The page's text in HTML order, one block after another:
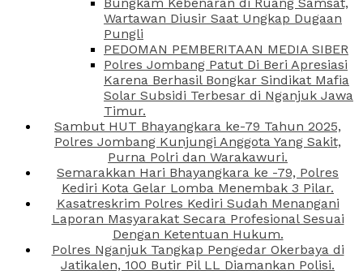
Wartawan Diusir Saat Ungkap Dugaan
Pungli
PEDOMAN PEMBERITAAN MEDIA SIBER
Polres Jombang Patut Di Beri Apresiasi
Karena Berhasil Bongkar Sindikat Mafia
Solar Subsidi Terbesar di Nganjuk Jawa
Timur.
Sambut HUT Bhayangkara ke-79 Tahun 2025,
Polres Jombang Kunjungi Anggota Yang Sakit,
Purna Polri dan Warakawuri.
Semarakkan Hari Bhayangkara ke -79, Polres
Kediri Kota Gelar Lomba Menembak 3 Pilar.
Kasatreskrim Polres Kediri Sudah Menangani
Laporan Masyarakat Secara Profesional Sesuai
Dengan Ketentuan Hukum.
Polres Nganjuk Tangkap Pengedar Okerbaya di
Jatikalen, 100 Butir Pil LL Diamankan Polisi.